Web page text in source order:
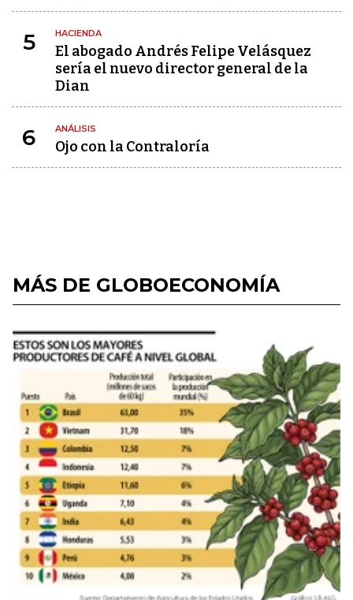
5 HACIENDA
El abogado Andrés Felipe Velásquez
sería el nuevo director general de la
Dian
6 ANÁLISIS
Ojo con la Contraloría
MÁS DE GLOBOECONOMÍA